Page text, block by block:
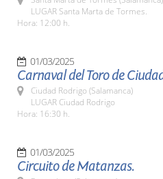
LUGAR Santa Marta de Tormes.
Hora: 12:00 h.
01/03/2025
Carnaval del Toro de
Ciudad Rodrigo (Salamanca)
LUGAR Ciudad Rodrigo
Hora: 16:30 h.
01/03/2025
Circuito de Matanzas.